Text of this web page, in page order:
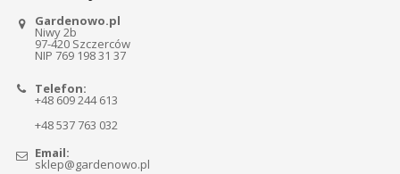
Gardenowo.pl
Niwy 2b
97-420 Szczerców
NIP 769 198 31 37
Telefon:
+48 609 244 613
+48 537 763 032
Email:
sklep@gardenowo.pl